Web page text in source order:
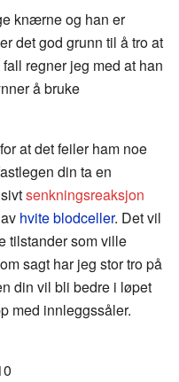
knærne og han er
det god grunn til å tro at
regner jeg med at han
å bruke
at det feiler ham noe
din ta en
senkningsreaksjon
av hvite blodceller. Det vil
tilstander som ville
sagt har jeg stor tro på
din vil bli bedre i løpet
med innleggssåler.